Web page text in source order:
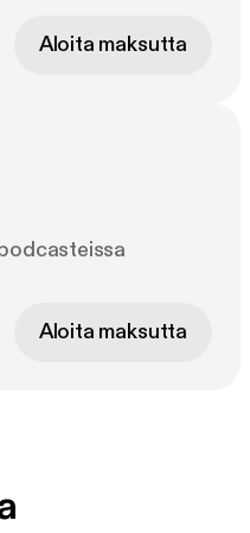
Aloita maksutta
Aloita maksutta